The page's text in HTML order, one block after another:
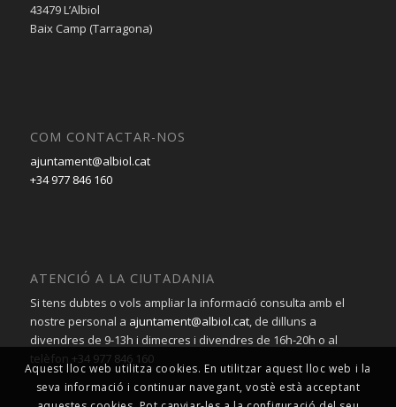
43479 L’Albiol
Baix Camp (Tarragona)
COM CONTACTAR-NOS
ajuntament@albiol.cat
+34 977 846 160
ATENCIÓ A LA CIUTADANIA
Si tens dubtes o vols ampliar la informació consulta amb el
nostre personal a ajuntament@albiol.cat, de dilluns a
divendres de 9-13h i dimecres i divendres de 16h-20h o al
telèfon +34 977 846 160
Aquest lloc web utilitza cookies. En utilitzar aquest lloc web i la
seva informació i continuar navegant, vostè està acceptant